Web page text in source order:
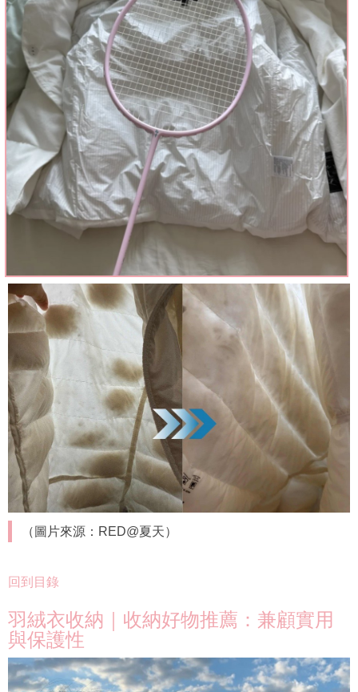
（圖片來源：RED@夏天）
回到目錄
羽絨衣收納｜收納好物推薦：兼顧實用
與保護性